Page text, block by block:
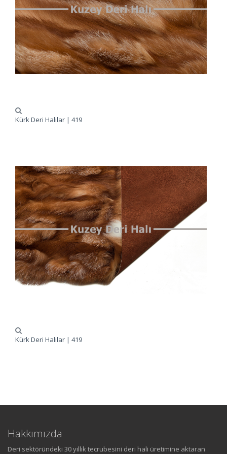
Kürk Deri Halılar | 419
Kürk Deri Halılar | 419
Hakkımızda
Deri sektöründeki 30 yıllık tecrubesini deri hali üretimine aktaran